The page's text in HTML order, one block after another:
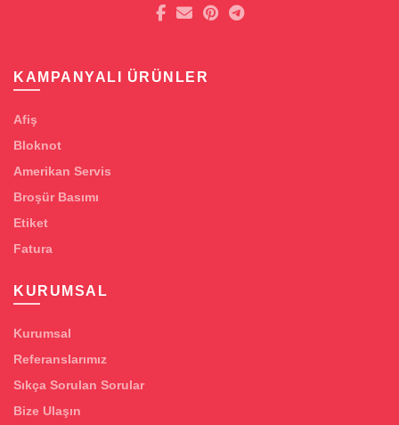
KAMPANYALI ÜRÜNLER
Afiş
Bloknot
Amerikan Servis
Broşür Basımı
Etiket
Fatura
KURUMSAL
Kurumsal
Referanslarımız
Sıkça Sorulan Sorular
Bize Ulaşın